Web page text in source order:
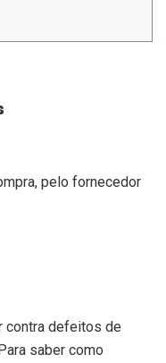
pelo fornecedor
contra defeitos de
saber como